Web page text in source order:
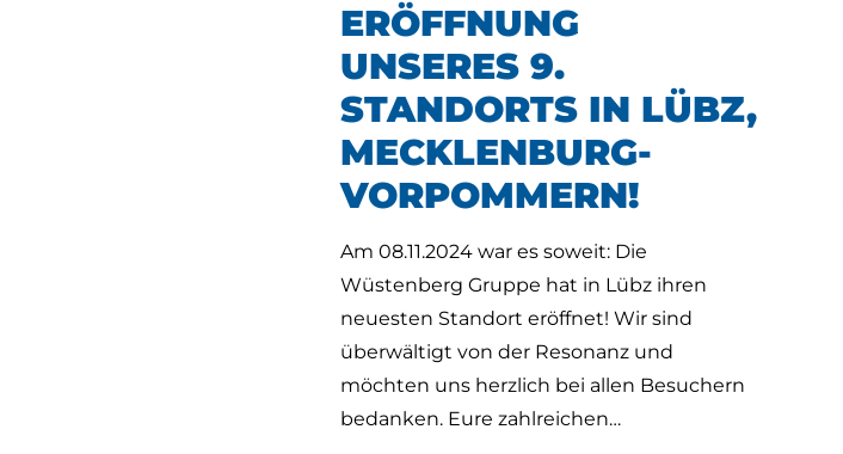
ERÖFFNUNG
UNSERES 9.
STANDORTS IN LÜBZ,
MECKLENBURG-
VORPOMMERN!
Am 08.11.2024 war es soweit: Die
Wüstenberg Gruppe hat in Lübz ihren
neuesten Standort eröffnet! Wir sind
überwältigt von der Resonanz und
möchten uns herzlich bei allen Besuchern
bedanken. Eure zahlreichen…